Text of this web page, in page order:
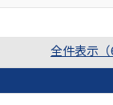
全件表示（